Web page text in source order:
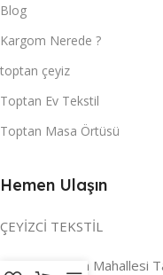
Blog
Kargom Nerede ?
toptan çeyiz
Toptan Ev Tekstil
Toptan Masa Örtüsü
Hemen Ulaşın
ÇEYİZCİ TEKSTİL
Reyhan Mahallesi